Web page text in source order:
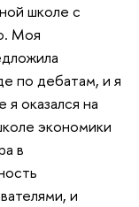
школе с
Моя
по дебатам, и я
я оказался на
экономики
в
и